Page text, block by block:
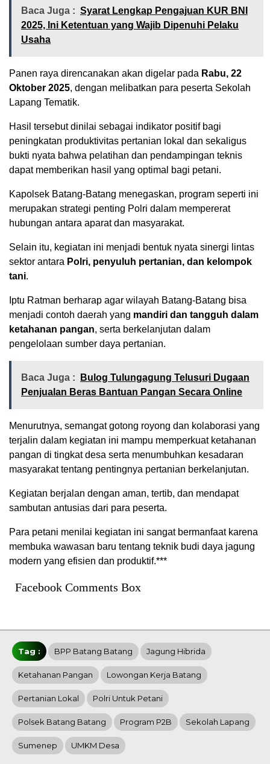
Baca Juga : Syarat Lengkap Pengajuan KUR BNI
2025, Ini Ketentuan yang Wajib Dipenuhi Pelaku
Usaha
Panen raya direncanakan akan digelar pada Rabu, 22
Oktober 2025, dengan melibatkan para peserta Sekolah
Lapang Tematik.
Hasil tersebut dinilai sebagai indikator positif bagi
peningkatan produktivitas pertanian lokal dan sekaligus
bukti nyata bahwa pelatihan dan pendampingan teknis
dapat memberikan hasil yang optimal bagi petani.
Kapolsek Batang-Batang menegaskan, program seperti ini
merupakan strategi penting Polri dalam mempererat
hubungan antara aparat dan masyarakat.
Selain itu, kegiatan ini menjadi bentuk nyata sinergi lintas
sektor antara Polri, penyuluh pertanian, dan kelompok
tani.
Iptu Ratman berharap agar wilayah Batang-Batang bisa
menjadi contoh daerah yang mandiri dan tangguh dalam
ketahanan pangan, serta berkelanjutan dalam
pengelolaan sumber daya pertanian.
Baca Juga :
Bulog Tulungagung Telusuri Dugaan
Penjualan Beras Bantuan Pangan Secara Online
Menurutnya, semangat gotong royong dan kolaborasi yang
terjalin dalam kegiatan ini mampu memperkuat ketahanan
pangan di tingkat desa serta menumbuhkan kesadaran
masyarakat tentang pentingnya pertanian berkelanjutan.
Kegiatan berjalan dengan aman, tertib, dan mendapat
sambutan antusias dari para peserta.
Para petani menilai kegiatan ini sangat bermanfaat karena
membuka wawasan baru tentang teknik budi daya jagung
modern yang efisien dan produktif.***
Facebook Comments Box
Tag : BPP Batang Batang Jagung Hibrida
Ketahanan Pangan Lowongan Kerja Batang
Pertanian Lokal Polri Untuk Petani
Polsek Batang Batang Program P2B Sekolah Lapang
Sumenep UMKM Desa